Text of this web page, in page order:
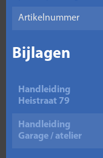
Artikelnummer
Bijlagen
Handleiding
Heistraat 79
Handleiding
Garage / atelier